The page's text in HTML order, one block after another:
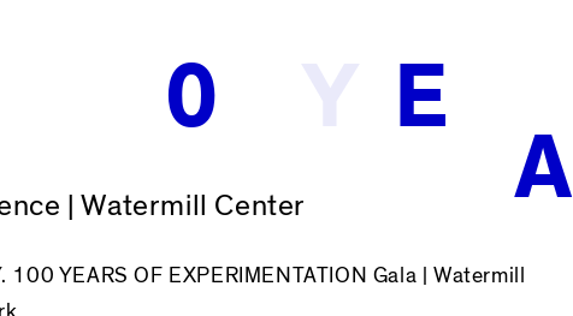
0
E
A
| Watermill Center
100 YEARS OF EXPERIMENTATION Gala | Watermill